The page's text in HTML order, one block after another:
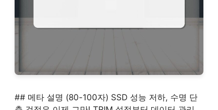
## 메타 설명 (80-100자) SSD 성능 저하, 수명 단